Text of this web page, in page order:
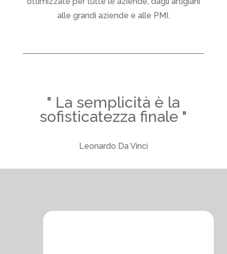
alle grandi aziende e alle PMI.
" La semplicità è la
sofisticatezza finale "
Leonardo Da Vinci